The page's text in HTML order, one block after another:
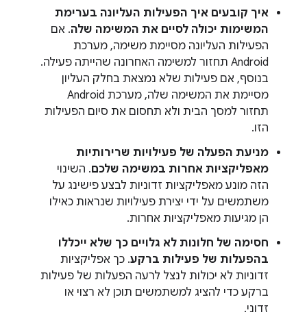
איך קובעים איך הפעילות העליונה בערימת
המשימות יכולה לסיים את המשימה שלה. אם
הפעילות העליונה מסיימת משימה, מערכת
Android תחזור למשימה האחרונה שהייתה פעילה.
בנוסף, אם פעילות שלא נמצאת בחלק העליון
מסיימת את המשימה שלה, מערכת Android
תחזור למסך הבית ולא תחסום את סיום הפעילות
הזו.
מניעת הפעלה של פעילויות שרירותיות
מאפליקציות אחרות במשימה שלכם. השינוי
הזה מונע מאפליקציות זדוניות לבצע פישינג על
משתמשים על ידי יצירת פעילויות שנראות כאילו
הן מגיעות מאפליקציות אחרות.
חסימה של חלונות לא גלויים כך שלא ייכללו
בהפעלות של פעילות ברקע. כך אפליקציות
זדוניות לא יכולות לנצל לרעה הפעלות של פעילות
ברקע כדי להציג למשתמשים תוכן לא רצוי או
זדוני.